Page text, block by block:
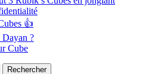
👍
Dayan ?
Cube